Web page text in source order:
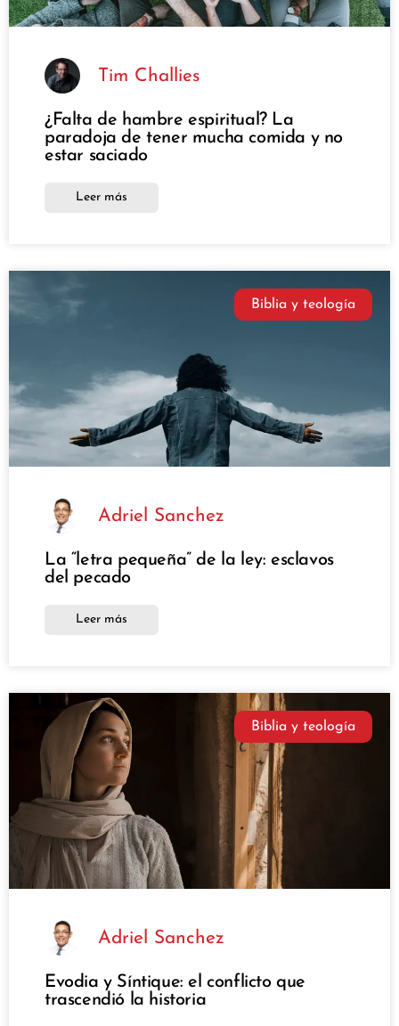
Tim Challies
¿Falta de hambre espiritual? La
paradoja de tener mucha comida y no
estar saciado
Leer más
Biblia y teología
Adriel Sanchez
La “letra pequeña” de la ley: esclavos
del pecado
Leer más
Biblia y teología
Adriel Sanchez
Evodia y Síntique: el conflicto que
trascendió la historia